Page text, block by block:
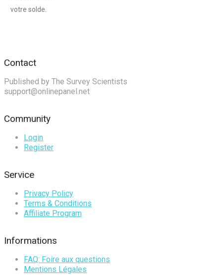
votre solde.
Contact
Published by The Survey Scientists
support@onlinepanel.net
Community
Login
Register
Service
Privacy Policy
Terms & Conditions
Affiliate Program
Informations
FAQ: Foire aux questions
Mentions Légales